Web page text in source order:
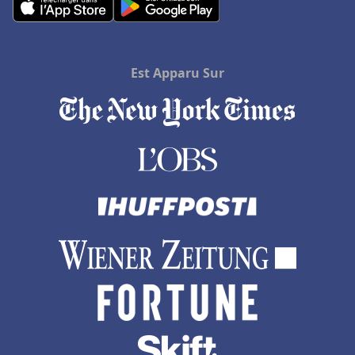
Hôtels à Le Luc
Hôtels à Belek
Hôtels à Brides-les-Bains
Est Apparu Sur